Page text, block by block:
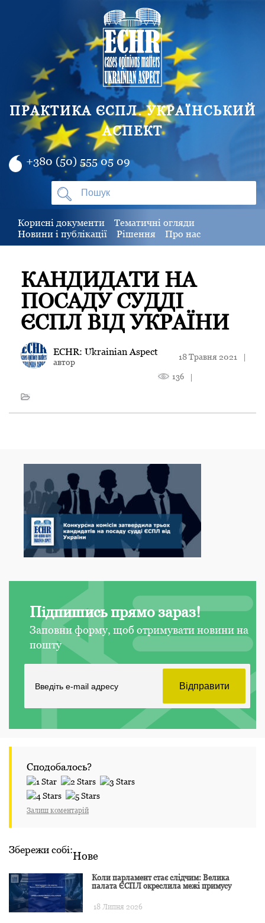
ПРАКТИКА ЄСПЛ. УКРАЇНСЬКИЙ
АСПЕКТ
+380 (50) 555 05 09
Корисні документи
Тематичні огляди
Новини і публікації
Рішення Про нас
КАНДИДАТИ НА
ПОСАДУ СУДДІ
ЄСПЛ ВІД УКРАЇНИ
ECHR: Ukrainian Aspect
автор
18 Травня 2021 |
136 |
Підпишись прямо зараз!
Заповни форму, щоб отримувати новини на
пошту
Сподобалось?
Залиш коментарій
Збережи собі:Нове
Коли парламент стає слідчим: Велика
палата ЄСПЛ окреслила межі примусу
18 Липня 2026